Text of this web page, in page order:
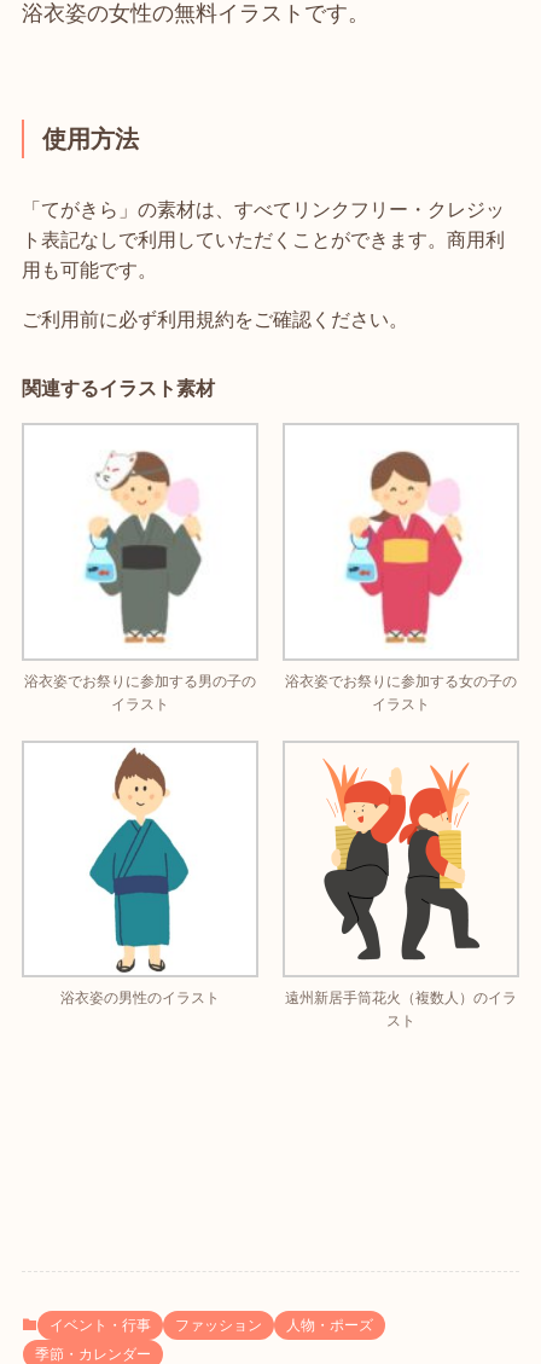
浴衣姿の女性の無料イラストです。
使用方法
「てがきら」の素材は、すべてリンクフリー・クレジッ
ト表記なしで利用していただくことができます。商用利
用も可能です。
ご利用前に必ず利用規約をご確認ください。
関連するイラスト素材
浴衣姿でお祭りに参加する男の子の
イラスト
浴衣姿でお祭りに参加する女の子の
イラスト
浴衣姿の男性のイラスト
遠州新居手筒花火（複数人）のイラ
スト
イベント・行事 ファッション
人物・ポーズ
季節・カレンダー